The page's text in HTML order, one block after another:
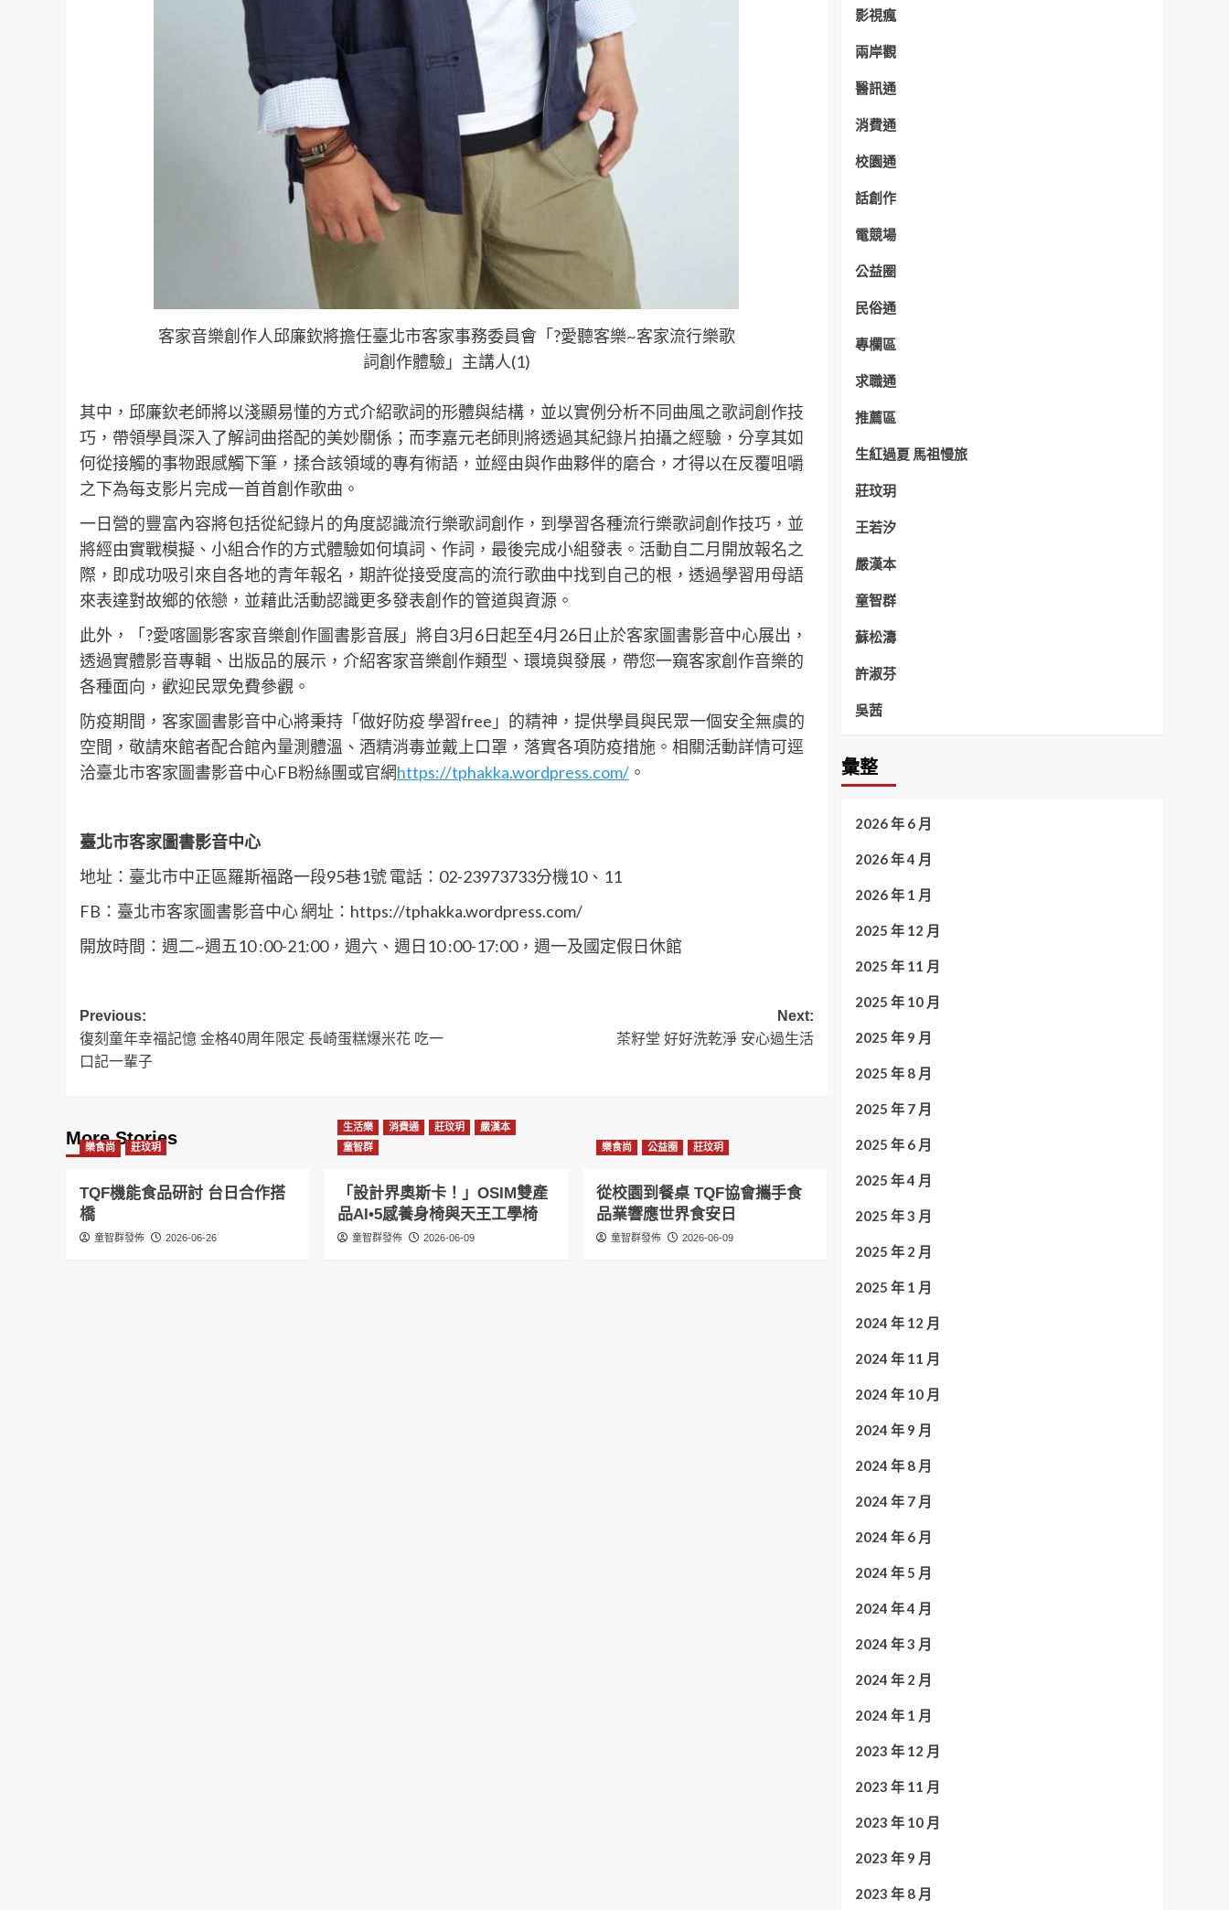
客家音樂創作人邱廉欽將擔任臺北市客家事務委員會「?愛聽客樂~客家流行樂歌
詞創作體驗」主講人(1)
其中，邱廉欽老師將以淺顯易懂的方式介紹歌詞的形體與結構，並以實例分析不同曲風之歌詞創作技
巧，帶領學員深入了解詞曲搭配的美妙關係；而李嘉元老師則將透過其紀錄片拍攝之經驗，分享其如
何從接觸的事物跟感觸下筆，揉合該領域的專有術語，並經由與作曲夥伴的磨合，才得以在反覆咀嚼
之下為每支影片完成一首首創作歌曲。
一日營的豐富內容將包括從紀錄片的角度認識流行樂歌詞創作，到學習各種流行樂歌詞創作技巧，並
將經由實戰模擬、小組合作的方式體驗如何填詞、作詞，最後完成小組發表。活動自二月開放報名之
際，即成功吸引來自各地的青年報名，期許從接受度高的流行歌曲中找到自己的根，透過學習用母語
來表達對故鄉的依戀，並藉此活動認識更多發表創作的管道與資源。
此外，「?愛喀圖影客家音樂創作圖書影音展」將自3月6日起至4月26日止於客家圖書影音中心展出，
透過實體影音專輯、出版品的展示，介紹客家音樂創作類型、環境與發展，帶您一窺客家創作音樂的
各種面向，歡迎民眾免費參觀。
防疫期間，客家圖書影音中心將秉持「做好防疫 學習free」的精神，提供學員與民眾一個安全無虞的
空間，敬請來館者配合館內量測體溫、酒精消毒並戴上口罩，落實各項防疫措施。相關活動詳情可逕
洽臺北市客家圖書影音中心FB粉絲團或官網https://tphakka.wordpress.com/ 。
臺北市客家圖書影音中心
地址：臺北市中正區羅斯福路一段95巷1號 電話：02-23973733分機10、11
FB：臺北市客家圖書影音中心 網址：https://tphakka.wordpress.com/
開放時間：週二~週五10 :00-21:00，週六、週日10 :00-17:00，週一及國定假日休館
Post
navigation
Previous:
復刻童年幸福記憶 金格40周年限定 長崎蛋糕爆米花 吃一
口記一輩子
Next:
茶籽堂 好好洗乾淨 安心過生活
More Stories
樂食尚 莊玟玥
TQF機能食品研討 台日合作搭
橋
童智群發佈 2026-06-26
生活樂 消費通 莊玟玥
嚴漢本
童智群
「設計界奧斯卡！」OSIM雙產
品AI•5感養身椅與天王工學椅
童智群發佈 2026-06-09
樂食尚 公益圈 莊玟玥
從校園到餐桌 TQF協會攜手食
品業響應世界食安日
童智群發佈 2026-06-09
影視瘋
兩岸觀
醫訊通
消費通
校園通
話創作
電競場
公益圈
民俗通
專欄區
求職通
推薦區
生紅過夏 馬祖慢旅
莊玟玥
王若汐
嚴漢本
童智群
蘇松濤
許淑芬
吳茜
彙整
2026 年 6 月
2026 年 4 月
2026 年 1 月
2025 年 12 月
2025 年 11 月
2025 年 10 月
2025 年 9 月
2025 年 8 月
2025 年 7 月
2025 年 6 月
2025 年 4 月
2025 年 3 月
2025 年 2 月
2025 年 1 月
2024 年 12 月
2024 年 11 月
2024 年 10 月
2024 年 9 月
2024 年 8 月
2024 年 7 月
2024 年 6 月
2024 年 5 月
2024 年 4 月
2024 年 3 月
2024 年 2 月
2024 年 1 月
2023 年 12 月
2023 年 11 月
2023 年 10 月
2023 年 9 月
2023 年 8 月